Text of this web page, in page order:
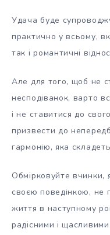
Удача буде
практично у всьому,
так і романтичні
Але для того, щоб не
несподіванок, варто
і не ставитися до
призвести до
гармонію, яка
Обмірковуйте вчинки,
своєю поведінкою, не
життя в наступному
радісними і щасливими